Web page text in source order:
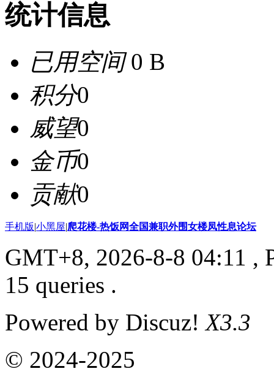
统计信息
已用空间0 B
积分0
威望0
金币0
贡献0
手机版|小黑屋|爬花楼-热饭网全国兼职外围女楼凤性息论坛
GMT+8, 2026-8-8 04:11 ,
15 queries .
Powered by Discuz!X3.3
© 2024-2025